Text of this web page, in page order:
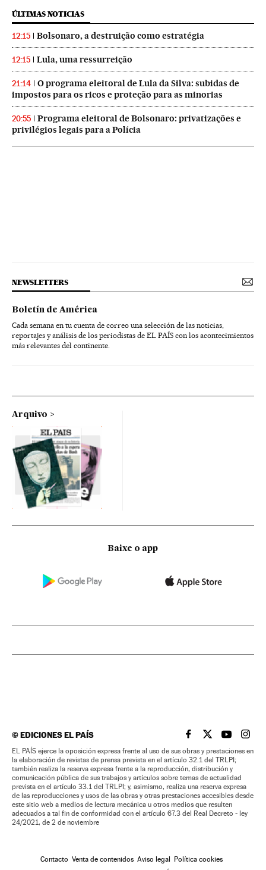
ÚLTIMAS NOTICIAS
12:15 Bolsonaro, a destruição como estratégia
12:15 Lula, uma ressurreição
21:14
O programa eleitoral de Lula da Silva: subidas de
impostos para os ricos e proteção para as minorias
20:55
Programa eleitoral de Bolsonaro: privatizações e
privilégios legais para a Polícia
NEWSLETTERS
Boletín de América
Cada semana en tu cuenta de correo una selección de las noticias,
reportajes y análisis de los periodistas de EL PAÍS con los acontecimientos
más relevantes del continente.
Arquivo
Baixe o app
©EDICIONES EL PAÍS EL PAÍS BRASIL EN
EL PAÍSEL PAÍS
EL
EL PAÍS ejerce la oposición expresa frente al uso de sus obras y prestaciones en
la elaboración de revistas de prensa prevista en el artículo 32.1 del TRLPI;
también realiza la reserva expresa frente a la reproducción, distribución y
comunicación pública de sus trabajos y artículos sobre temas de actualidad
prevista en el artículo 33.1 del TRLPI; y, asimismo, realiza una reserva expresa
de las reproducciones y usos de las obras y otras prestaciones accesibles desde
este sitio web a medios de lectura mecánica u otros medios que resulten
adecuados a tal fin de conformidad con el artículo 67.3 del Real Decreto - ley
24/2021, de 2 de noviembre
Contacto Venta de contenidos Aviso legal
Política cookies